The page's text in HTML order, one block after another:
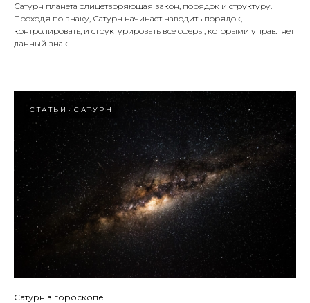
Сатурн планета олицетворяющая закон, порядок и структуру.
Проходя по знаку, Сатурн начинает наводить порядок,
контролировать, и структурировать все сферы, которыми управляет
данный знак.
СТАТЬИ САТУРН
Сатурн в гороскопе